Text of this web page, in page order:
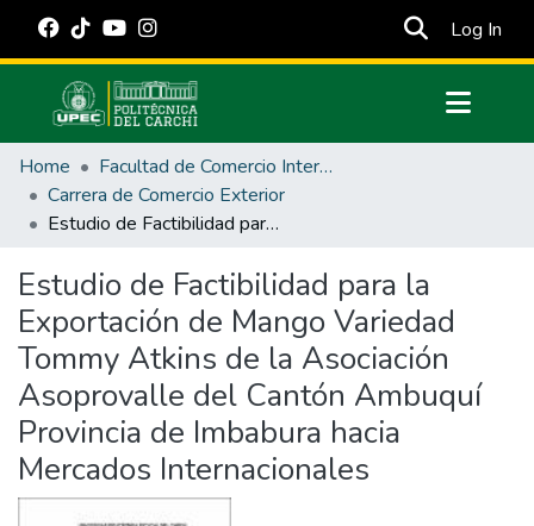
Log In
Communities & Collections
All of DSpace
Statistics
Estadísticas Externas
Manuales
Home
Facultad de Comercio Internacional, Integración, Administración y Economía Empresarial
Carrera de Comercio Exterior
Estudio de Factibilidad para la Exportación de Mango Variedad Tommy Atkins de la Asociación Asoprovalle del Cantón Ambuquí Provincia de Imbabura hacia Mercados Internacionales
Estudio de Factibilidad para la
Exportación de Mango Variedad
Tommy Atkins de la Asociación
Asoprovalle del Cantón Ambuquí
Provincia de Imbabura hacia
Mercados Internacionales